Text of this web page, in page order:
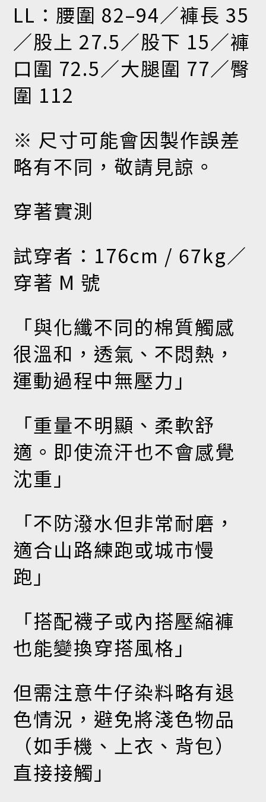
LL：腰圍 82–94／褲長 35
／股上 27.5／股下 15／褲
口圍 72.5／大腿圍 77／臀
圍 112
※ 尺寸可能會因製作誤差
略有不同，敬請見諒。
穿著實測
試穿者：176cm / 67kg／
穿著 M 號
「與化纖不同的棉質觸感
很溫和，透氣、不悶熱，
運動過程中無壓力」
「重量不明顯、柔軟舒
適。即使流汗也不會感覺
沈重」
「不防潑水但非常耐磨，
適合山路練跑或城市慢
跑」
「搭配襪子或內搭壓縮褲
也能變換穿搭風格」
但需注意牛仔染料略有退
色情況，避免將淺色物品
（如手機、上衣、背包）
直接接觸」